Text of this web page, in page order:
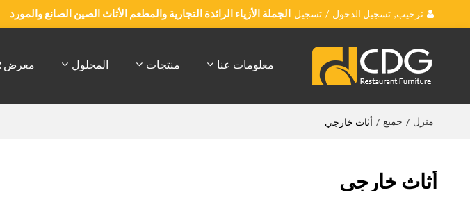
ترحيب, تسجيل الدخول / تسجيل الجملة الأزياء الرائدة التجارية والمطعم الأثاث الصين الصانع والمورد
معلومات عنا منتجات المحلول معرض VR
منزل / جميع / أثاث خارجي
أثاث خارجي